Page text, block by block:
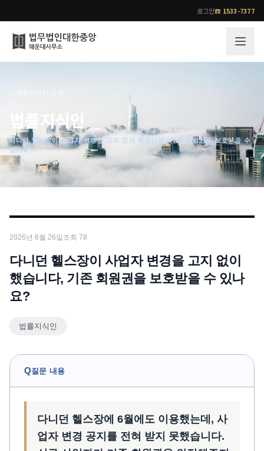
로그인☎ 1533-7377
오시는 길
통합검색
기업 인사이트
사례분석/최신동향
법률정보
소식/자료
언론보도
법률서식
법률지식인
다니던 헬스장이 사업자 변경을 고지 없이 했습니다, 기존 회원권을 보호받을 수
있나요?
2026년 6월 26일 조회 78
다니던 헬스장이 사업자 변경을 고지 없이
했습니다, 기존 회원권을 보호받을 수 있나
요?
법률지식인
Q질문 내용
다니던 헬스장에 6월에도 이용했는데, 사
업자 변경 공지를 전혀 받지 못했습니다.